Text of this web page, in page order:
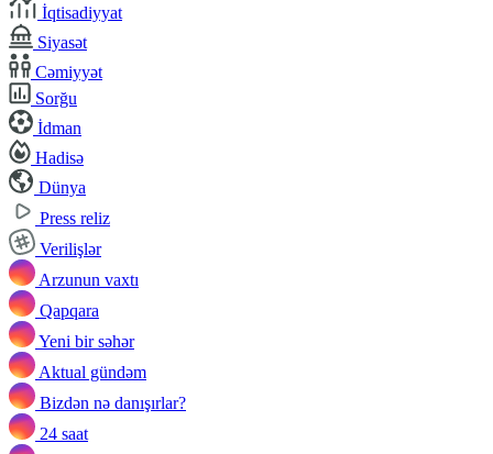
İqtisadiyyat
Siyasət
Cəmiyyət
Sorğu
İdman
Hadisə
Dünya
Press reliz
Verilişlər
Arzunun vaxtı
Qapqara
Yeni bir səhər
Aktual gündəm
Bizdən nə danışırlar?
24 saat